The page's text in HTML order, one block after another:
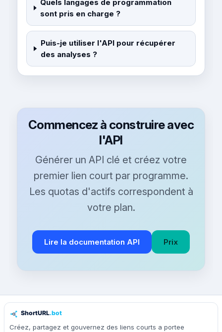
Quels langages de programmation
sont pris en charge ?
Puis-je utiliser l'API pour récupérer
des analyses ?
Commencez à construire avec
l'API
Générer un API clé et créez votre
premier lien court par programme.
Les quotas d'actifs correspondent à
votre plan.
Lire la documentation API Prix
Créez, partagez et gouvernez des liens courts a portee